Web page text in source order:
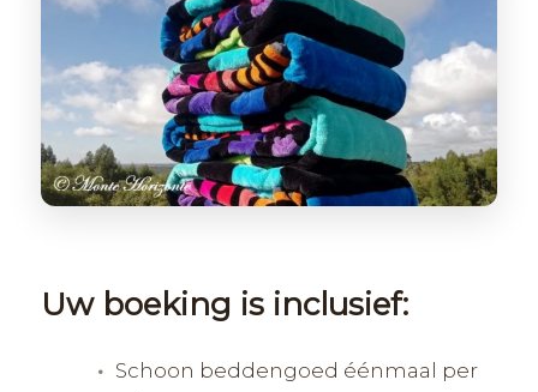
Uw boeking is inclusief:
Schoon beddengoed éénmaal per